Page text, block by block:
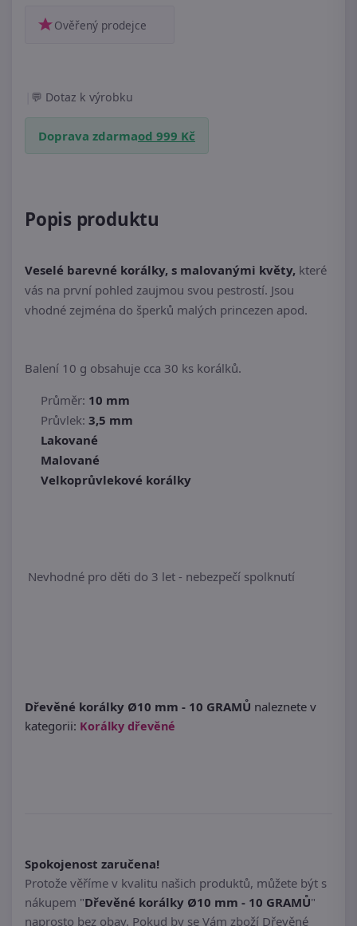
Ověřený prodejce
Dotaz k výrobku
Doprava zdarmaod 999 Kč
Popis produktu
Veselé barevné korálky, s malovanými květy, které
vás na první pohled zaujmou svou pestrostí. Jsou
vhodné zejména do šperků malých princezen apod.
Balení 10 g obsahuje cca 30 ks korálků.
Průměr: 10 mm
Průvlek: 3,5 mm
Lakované
Malované
Velkoprůvlekové korálky
Nevhodné pro děti do 3 let - nebezpečí spolknutí
Dřevěné korálky Ø10 mm - 10 GRAMŮ naleznete v
kategorii: Korálky dřevěné
Spokojenost zaručena!
Protože věříme v kvalitu našich produktů, můžete být s
nákupem "Dřevěné korálky Ø10 mm - 10 GRAMŮ"
naprosto bez obav. Pokud by se Vám zboží Dřevěné